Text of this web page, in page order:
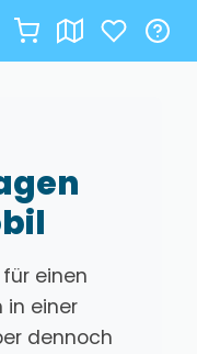
einen
in einer
dennoch